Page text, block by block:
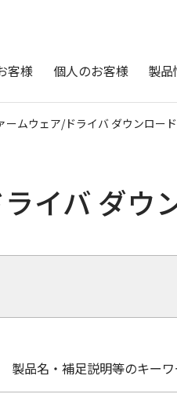
客様 個人のお客様 製品
ームウェア/ドライバ ダウンロード
イバ ダウ
製品名・補足説明等のキー